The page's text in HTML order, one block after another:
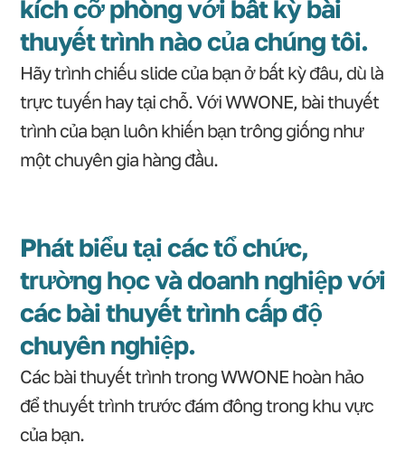
kích cỡ phòng với bất kỳ bài
thuyết trình nào của chúng tôi.
Hãy trình chiếu slide của bạn ở bất kỳ đâu, dù là
trực tuyến hay tại chỗ. Với WWONE, bài thuyết
trình của bạn luôn khiến bạn trông giống như
một chuyên gia hàng đầu.
Phát biểu tại các tổ chức,
trường học và doanh nghiệp với
các bài thuyết trình cấp độ
chuyên nghiệp.
Các bài thuyết trình trong WWONE hoàn hảo
để thuyết trình trước đám đông trong khu vực
của bạn.